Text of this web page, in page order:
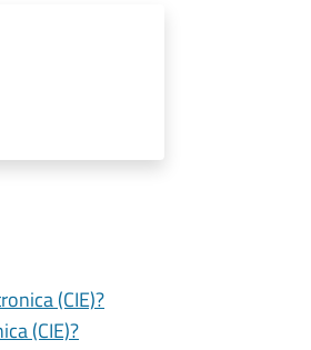
(CIE)?
(CIE)?